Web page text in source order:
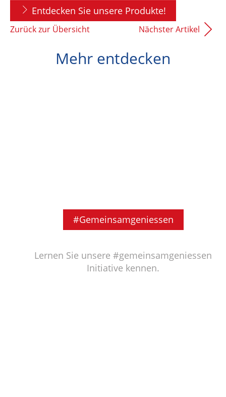
Entdecken Sie unsere Produkte!
Zurück zur Übersicht Nächster Artikel
Mehr entdecken
#Gemeinsamgeniessen
Lernen Sie unsere #gemeinsamgeniessen
Initiative kennen.